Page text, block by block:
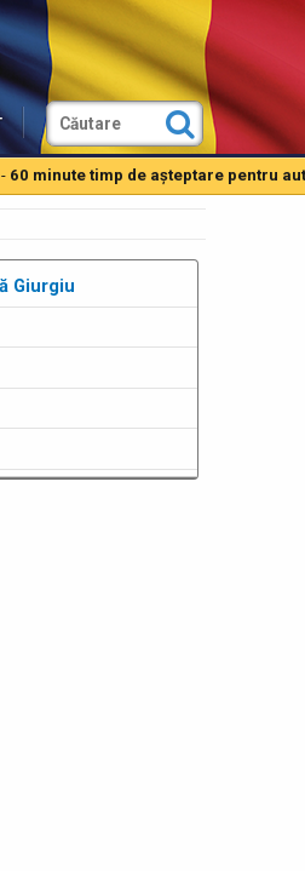
aşteptare pentru autoturisme la PTF
Giurgiu